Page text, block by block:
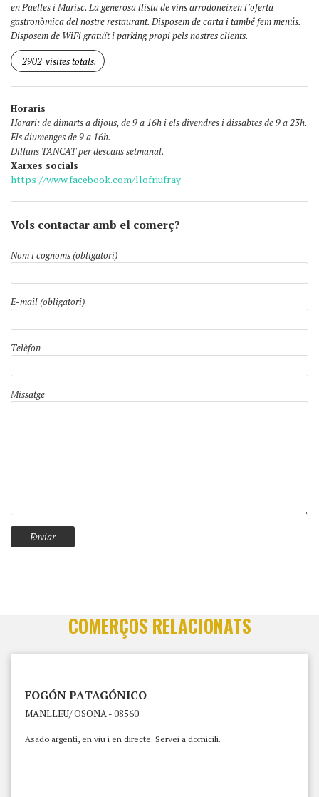
en Paelles i Marisc. La generosa llista de vins arrodoneixen l’oferta
gastronòmica del nostre restaurant. Disposem de carta i també fem menús.
Disposem de WiFi gratuït i parking propi pels nostres clients.
2902 visites totals.
Horaris
Horari: de dimarts a dijous, de 9 a 16h i els divendres i dissabtes de 9 a 23h.
Els diumenges de 9 a 16h.
Dilluns TANCAT per descans setmanal.
Xarxes socials
https://www.facebook.com/llofriufray
Vols contactar amb el comerç?
Nom i cognoms (obligatori)
E-mail (obligatori)
Telèfon
Missatge
COMERÇOS RELACIONATS
FOGÓN PATAGÓNICO
MANLLEU/ OSONA - 08560
Asado argentí, en viu i en directe. Servei a domicili.